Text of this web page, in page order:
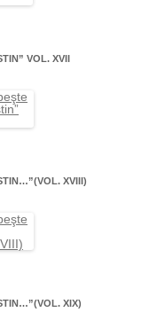
VOL. XVII
XVIII)
XIX)